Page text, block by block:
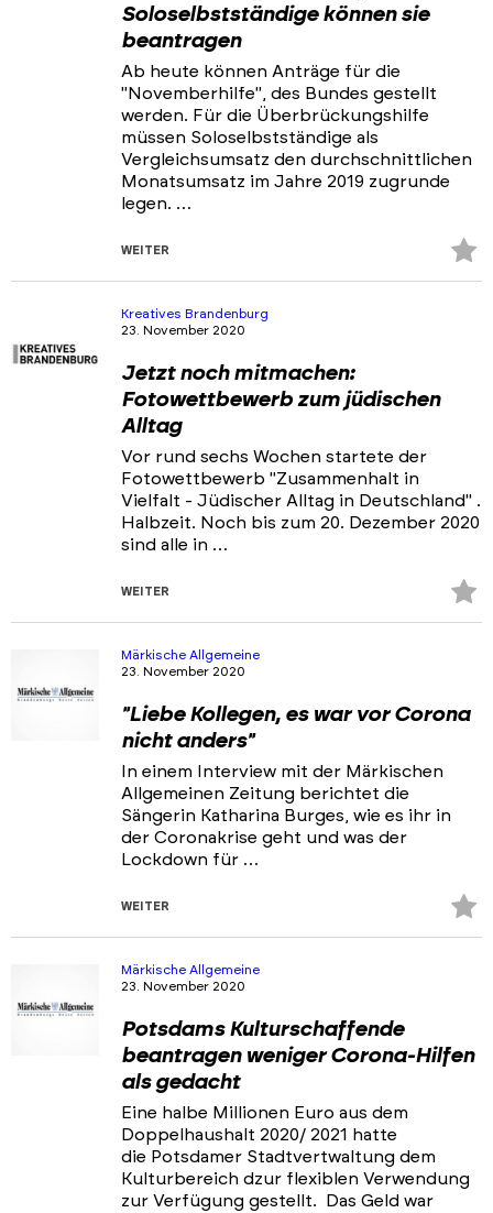
Soloselbstständige können sie
beantragen
Ab heute können Anträge für die
"Novemberhilfe", des Bundes gestellt
werden. Für die Überbrückungshilfe
müssen Soloselbstständige als
Vergleichsumsatz den durchschnittlichen
Monatsumsatz im Jahre 2019 zugrunde
legen. …
WEITER
Kreatives Brandenburg
23. November 2020
Jetzt noch mitmachen:
Fotowettbewerb zum jüdischen
Alltag
Vor rund sechs Wochen startete der
Fotowettbewerb "Zusammenhalt in
Vielfalt - Jüdischer Alltag in Deutschland" .
Halbzeit. Noch bis zum 20. Dezember 2020
sind alle in …
WEITER
Märkische Allgemeine
23. November 2020
"Liebe Kollegen, es war vor Corona
nicht anders"
In einem Interview mit der Märkischen
Allgemeinen Zeitung berichtet die
Sängerin Katharina Burges, wie es ihr in
der Coronakrise geht und was der
Lockdown für …
WEITER
Märkische Allgemeine
23. November 2020
Potsdams Kulturschaffende
beantragen weniger Corona-Hilfen
als gedacht
Eine halbe Millionen Euro aus dem
Doppelhaushalt 2020/ 2021 hatte
die Potsdamer Stadtvertwaltung dem
Kulturbereich dzur flexiblen Verwendung
zur Verfügung gestellt. Das Geld war